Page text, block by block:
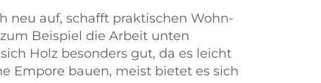
neu auf, schafft praktischen Wohn-
Beispiel die Arbeit unten
Holz besonders gut, da es leicht
Empore bauen, meist bietet es sich